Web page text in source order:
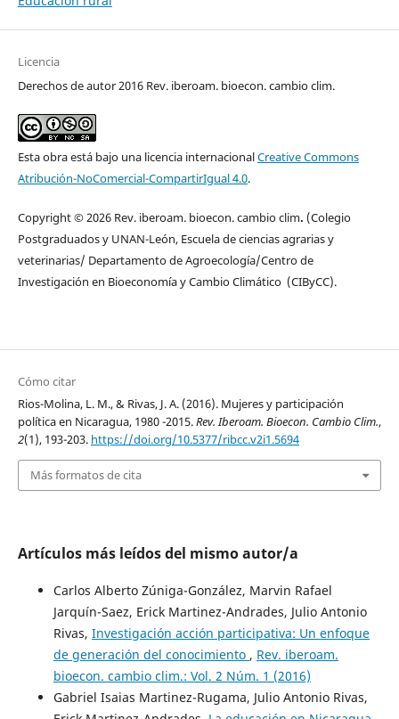
Licencia
Derechos de autor 2016 Rev. iberoam. bioecon. cambio clim.
Esta obra está bajo una licencia internacionalCreative Commons
Atribución-NoComercial-CompartirIgual 4.0.
Copyright © 2026 Rev. iberoam. bioecon. cambio clim. (Colegio
Postgraduados y UNAN-León, Escuela de ciencias agrarias y
veterinarias/ Departamento de Agroecología/Centro de
Investigación en Bioeconomía y Cambio Climático (CIByCC).
Cómo citar
Rios-Molina, L. M., & Rivas, J. A. (2016). Mujeres y participación
política en Nicaragua, 1980 -2015.Rev. Iberoam. Bioecon. Cambio Clim.,
2(1), 193-203. https://doi.org/10.5377/ribcc.v2i1.5694
Más formatos de cita
Artículos más leídos del mismo autor/a
Carlos Alberto Zúniga-González, Marvin Rafael
Jarquín-Saez, Erick Martinez-Andrades, Julio Antonio
Rivas, Investigación acción participativa: Un enfoque
de generación del conocimiento , Rev. iberoam.
bioecon. cambio clim.: Vol. 2 Núm. 1 (2016)
Gabriel Isaias Martinez-Rugama, Julio Antonio Rivas,